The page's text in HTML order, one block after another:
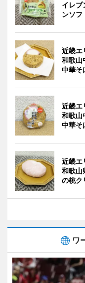
イレブ
ンソフ
近畿エ
和歌山
中華そ
近畿エ
和歌山
中華そ
近畿エ
和歌山
の桃ク
ワ